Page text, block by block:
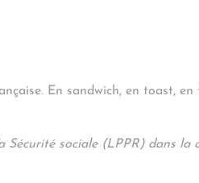
En sandwich, en toast,
sociale (LPPR) dans la